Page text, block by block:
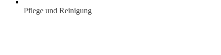
Pflege und Reinigung